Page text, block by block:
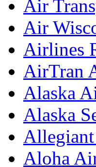
Air
Air
Airlines
AirTran
Alaska
Alaska
Aloha